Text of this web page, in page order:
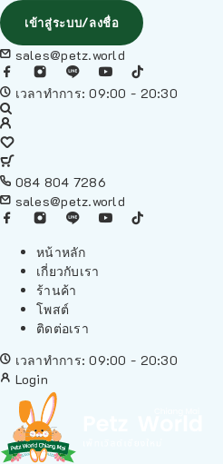
เข้าสู่ระบบ/ลงชื่อ
sales@petz.world
เวลาทำการ: 09:00 - 20:30
084 804 7286
sales@petz.world
หน้าหลัก
เกี่ยวกับเรา
ร้านค้า
โพสต์
ติดต่อเรา
เวลาทำการ: 09:00 - 20:30
Login